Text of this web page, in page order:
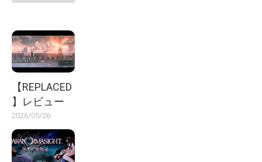
【REPLACED
】レビュー
2026/05/26